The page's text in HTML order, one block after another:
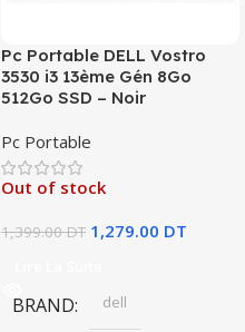
Pc Portable DELL Vostro
3530 i3 13ème Gén 8Go
512Go SSD – Noir
Pc Portable
Out of stock
1,399.00DT 1,279.00 DT
BRAND dell